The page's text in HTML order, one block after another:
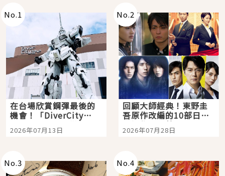
No.1
在台場欣賞鋼彈最後的
機會！「DiverCity
Tokyo Plaza」搭船、
購物、美食及夜景，一
2026年07月13日
No.2
回顧大師經典！東野圭
吾原作改編的10部日本
影視作品推薦
2026年07月28日
No.3 No.4